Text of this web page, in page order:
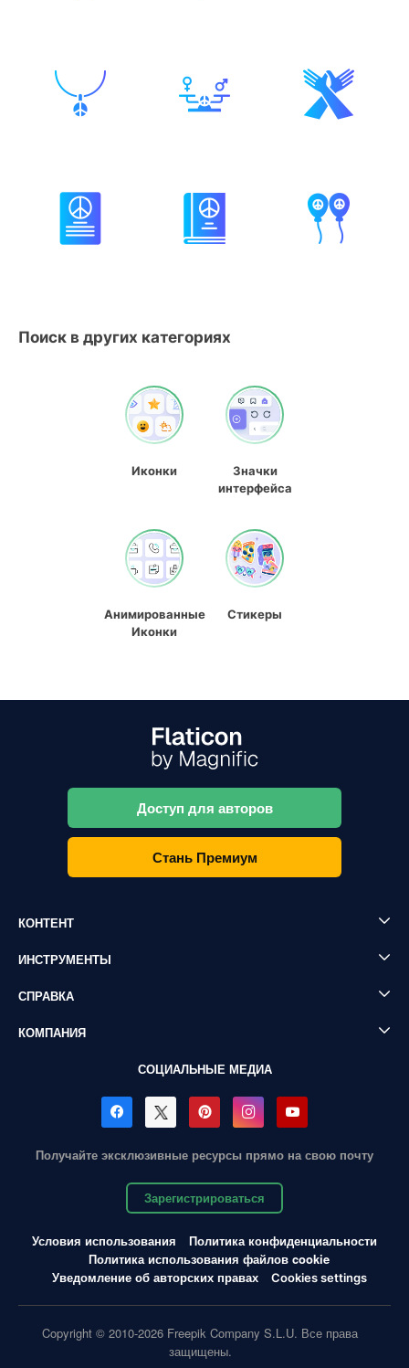
Поиск в других категориях
Иконки
Значки
интерфейса
Анимированные
Иконки
Стикеры
Доступ для авторов
Стань Премиум
КОНТЕНТ
ИНСТРУМЕНТЫ
СПРАВКА
КОМПАНИЯ
СОЦИАЛЬНЫЕ МЕДИА
Получайте эксклюзивные ресурсы прямо на свою почту
Зарегистрироваться
Условия использования
Политика конфиденциальности
Политика использования файлов cookie
Уведомление об авторских правах
Cookies settings
Copyright © 2010-2026 Freepik Company S.L.U. Все права
защищены.